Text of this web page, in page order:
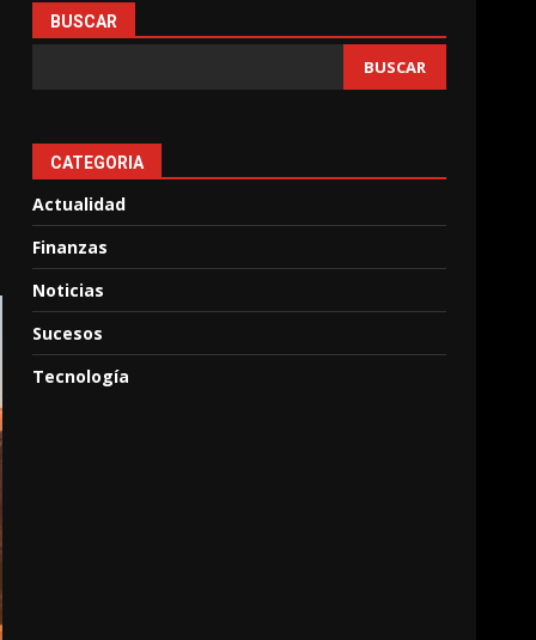
BUSCAR
BUSCAR
CATEGORIA
Actualidad
Finanzas
Noticias
Sucesos
Tecnología